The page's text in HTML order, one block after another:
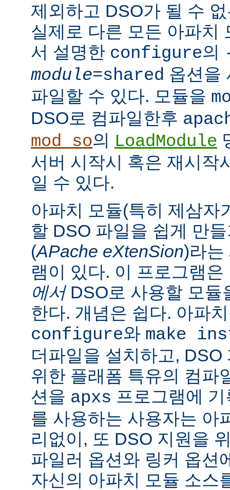
제외하고 DSO가 될 수
실제로 다른 모든 아파치
서 설명한 configure의
module=shared 옵션을
파일할 수 있다. 모듈을
DSO로 컴파일한후
mod_so의 LoadModule
서버 시작시 혹은 재시작
일 수 있다.
아파치 모듈(특히 제삼자
할 DSO 파일을 쉽게 만
(APache eXtenSion)라는
램이 있다. 이 프로그램
에서DSO로 사용할 모듈
한다. 개념은 쉽다. 아파
configure와 make
더파일을 설치하고,
위한 플래폼 특유의 컴파
션을 apxs 프로그램에
를 사용하는 사용자는 아
리없이, 또 DSO 지원을
파일러 옵션와 링커 옵션
자신의 아파치 모듈 소스